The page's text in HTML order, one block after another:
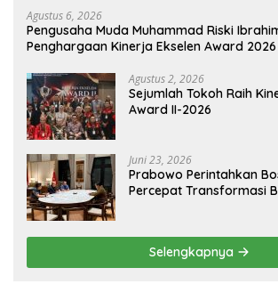
Agustus 6, 2026
Pengusaha Muda Muhammad Riski
Penghargaan Kinerja Ekselen Award 2026
Agustus 2, 2026
Sejumlah Tokoh Raih
Award II-2026
Juni 23, 2026
Prabowo Perintahkan
Percepat Transformasi
Selengkapnya